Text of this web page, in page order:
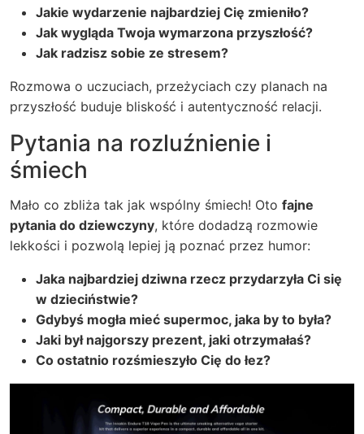
Jakie wydarzenie najbardziej Cię zmieniło?
Jak wygląda Twoja wymarzona przyszłość?
Jak radzisz sobie ze stresem?
Rozmowa o uczuciach, przeżyciach czy planach na
przyszłość buduje bliskość i autentyczność relacji.
Pytania na rozluźnienie i
śmiech
Mało co zbliża tak jak wspólny śmiech! Oto fajne
pytania do dziewczyny, które dodadzą rozmowie
lekkości i pozwolą lepiej ją poznać przez humor:
Jaka najbardziej dziwna rzecz przydarzyła Ci się
w dzieciństwie?
Gdybyś mogła mieć supermoc, jaka by to była?
Jaki był najgorszy prezent, jaki otrzymałaś?
Co ostatnio rozśmieszyło Cię do łez?